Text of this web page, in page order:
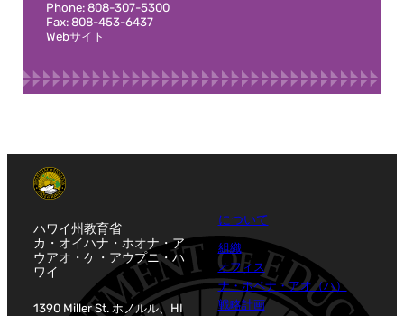
Phone: 808-307-5300
Fax: 808-453-6437
Webサイト
ハワイ州教育省
カ・オイハナ・ホオナ・ア
ウアオ・ケ・アウプニ・ハ
ワイ
1390 Miller St. ホノルル、HI
について
組織
オフィス
ナ・ホペナ・アオ（ハ）
戦略計画